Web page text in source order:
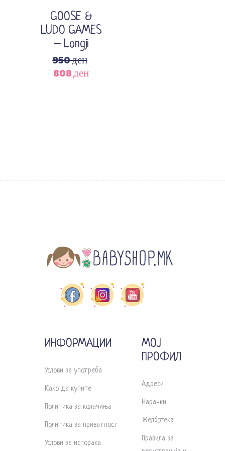
GOOSE &
LUDO GAMES
– Longji
950ден
808денCurrent
ИНФОРМАЦИИ
Услови за употреба
Како да купите
Политика за колачиња
Политика за приватност
Услови за испорака
МОЈ
ПРОФИЛ
Адреси
Нарачки
Желботека
Правила за